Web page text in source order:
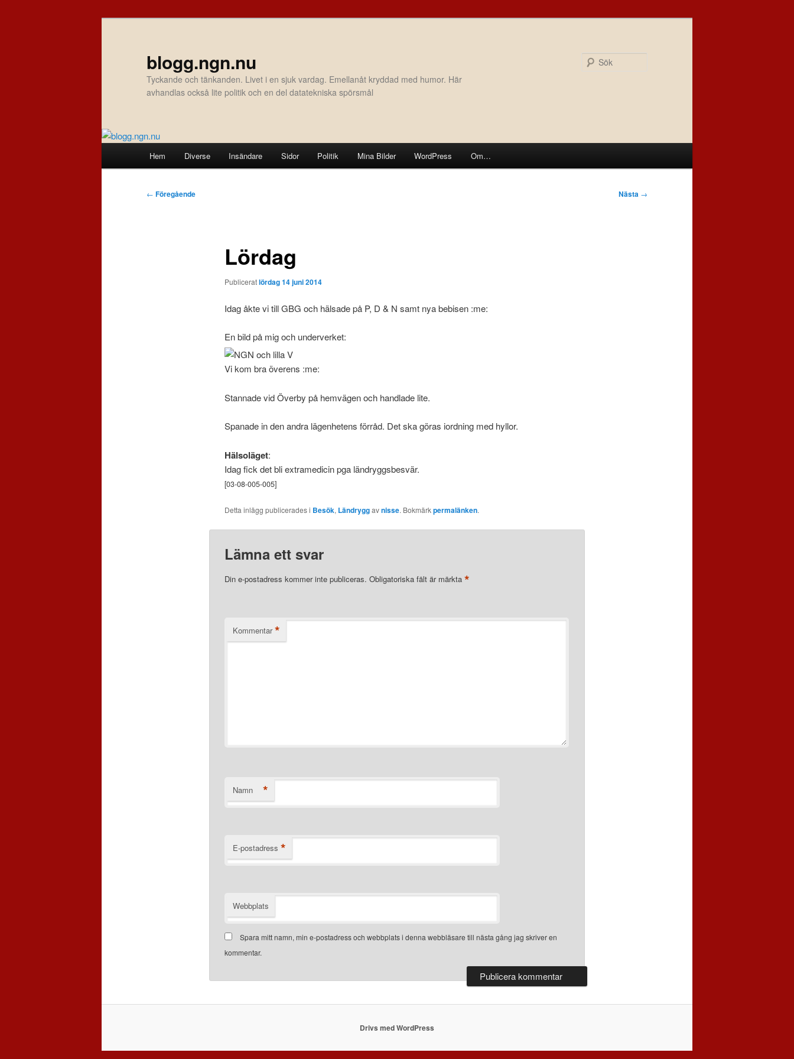
blogg.ngn.nu
Tyckande och tänkanden. Livet i en sjuk vardag. Emellanåt kryddad med humor. Här
avhandlas också lite politik och en del datatekniska spörsmål
Hem Diverse Insändare Sidor Politik Mina Bilder WordPress Om…
Inläggsnavigering
← Föregående Nästa →
Lördag
Publiceratlördag 14 juni 2014
Idag åkte vi till GBG och hälsade på P, D & N samt nya bebisen :me:
En bild på mig och underverket:
Vi kom bra överens :me:
Stannade vid Överby på hemvägen och handlade lite.
Spanade in den andra lägenhetens förråd. Det ska göras iordning med hyllor.
Hälsoläget:
Idag fick det bli extramedicin pga ländryggsbesvär.
[03-08-005-005]
Detta inlägg publicerades i Besök, Ländryggavnisse. Bokmärkpermalänken.
Lämna ett svar
Din e-postadress kommer inte publiceras. Obligatoriska fält är märkta *
Kommentar *
Namn *
E-postadress *
Webbplats
Spara mitt namn, min e-postadress och webbplats i denna webbläsare till nästa gång jag skriver en
kommentar.
Drivs med WordPress